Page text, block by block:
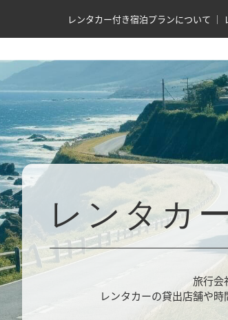
レンタカー付き宿泊プランについて
レンタカ
旅行会
レンタカーの貸出店舗や